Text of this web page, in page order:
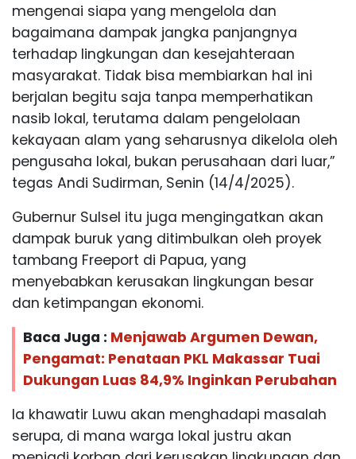
mengenai siapa yang mengelola dan
bagaimana dampak jangka panjangnya
terhadap lingkungan dan kesejahteraan
masyarakat. Tidak bisa membiarkan hal ini
berjalan begitu saja tanpa memperhatikan
nasib lokal, terutama dalam pengelolaan
kekayaan alam yang seharusnya dikelola oleh
pengusaha lokal, bukan perusahaan dari luar,”
tegas Andi Sudirman, Senin (14/4/2025).
Gubernur Sulsel itu juga mengingatkan akan
dampak buruk yang ditimbulkan oleh proyek
tambang Freeport di Papua, yang
menyebabkan kerusakan lingkungan besar
dan ketimpangan ekonomi.
Baca Juga : Menjawab Argumen Dewan,
Pengamat: Penataan PKL Makassar Tuai
Dukungan Luas 84,9% Inginkan Perubahan
Ia khawatir Luwu akan menghadapi masalah
serupa, di mana warga lokal justru akan